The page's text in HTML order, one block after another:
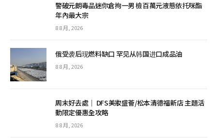
警破元朗毒品迷你倉拘一男 檢百萬元液態依托咪酯
年內最大宗
8 8 月, 2026
俄受袭后现燃料缺口 罕见从韩国进口成品油
8 8 月, 2026
周末好去處｜ DFS美妝盛薈/松本清德福新店 主題活
動限定優惠全攻略
8 8 月, 2026